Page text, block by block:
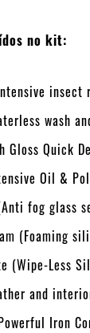
no kit:
insect
wash
Gloss Quick
Oil &
fog glass
(Foaming
(Wipe-Less
and
Iron